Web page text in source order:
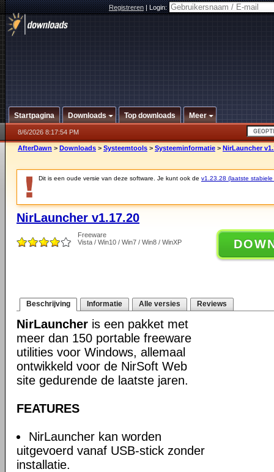
Registreren|Login:
Startpagina Downloads Top downloads Meer
8/6/2026 8:17:54 PM
AfterDawn > Downloads > Systeemtools > Systeeminformatie > NirLauncher
Dit is een oude versie van deze software. Je kunt ook de v1.23.28 (laatste stabiele
NirLauncher v1.17.20
Freeware
Vista / Win10 / Win7 / Win8 / WinXP
Beschrijving Informatie Alle versies Reviews
NirLauncher is een pakket met
meer dan 150 portable freeware
utilities voor Windows, allemaal
ontwikkeld voor de NirSoft Web
site gedurende de laatste jaren.
FEATURES
NirLauncher kan worden
uitgevoerd vanaf USB-stick zonder
installatie.